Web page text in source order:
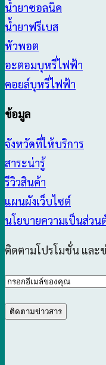
น้ำยาซอลนิค
น้ำยาฟรีเบส
หัวพอต
อะตอมบุหรี่ไฟฟ้า
คอยล์บุหรี่ไฟฟ้า
ข้อมูล
จังหวัดที่ให้บริการ
สาระน่ารู้
รีวิวสินค้า
แผนผังเว็บไซต์
นโยบายความเป็นส่วน
ติดตามโปรโมชั่น และ